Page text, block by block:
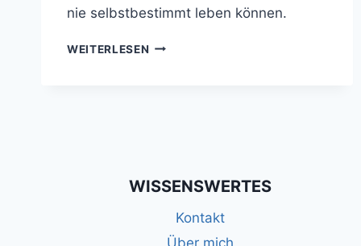
nie selbstbestimmt leben können.
WEITERLESEN DURCH
WISSENSWERTES
Kontakt